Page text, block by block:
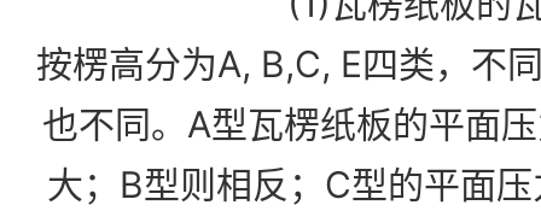
按楞高分为A, B,C, E四类，不
也不同。A型瓦楞纸板的平面
大；B型则相反；C型的平面